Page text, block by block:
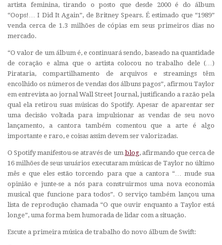
artista feminina, tirando o posto que desde 2000 é do álbum
“Oops!… I Did It Again”, de Britney Spears. É estimado que “1989”
venda cerca de 1.3 milhões de cópias em seus primeiros dias no
mercado.
“O valor de um álbum é, e continuará sendo, baseado na quantidade
de coração e alma que o artista colocou no trabalho dele (…)
Pirataria, compartilhamento de arquivos e streamings têm
encolhido os números de vendas dos álbuns pagos”, afirmou Taylor
em entrevista ao jornal Wall Street Journal, justificando a razão pela
qual ela retirou suas músicas do Spotify. Apesar de aparentar ser
uma decisão voltada para impulsionar as vendas de seu novo
lançamento, a cantora também comentou que a arte é algo
importante e raro, e coisas assim devem ser valorizadas.
O Spotify manifestou-se através de um blog, afirmando que cerca de
16 milhões de seus usuários executaram músicas de Taylor no último
mês e que eles estão torcendo para que a cantora “… mude sua
opinião e junte-se a nós para construirmos uma nova economia
musical que funcione para todos”. O serviço também lançou uma
lista de reprodução chamada “O que ouvir enquanto a Taylor está
longe”, uma forma bem humorada de lidar com a situação.
Escute a primeira música de trabalho do novo álbum de Swift: